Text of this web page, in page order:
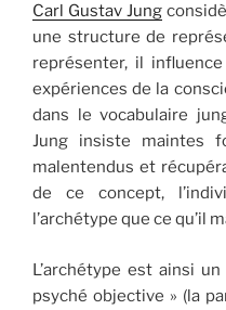
Carl Gustav Jung
une structure de
représenter, il
expériences de la
dans le vocabulaire
Jung insiste maintes
malentendus et
de ce concept,
l’archétype que ce qu’il
L’archétype est ainsi
psyché objective » (la